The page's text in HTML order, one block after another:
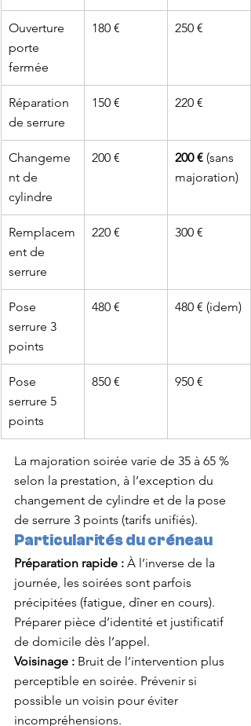
Ouverture
porte
fermée
180 € 250 €
Réparation
de serrure
150 € 220 €
Changeme
nt de
cylindre
200 € 200 € (sans
majoration)
Remplacem
ent de
serrure
220 € 300 €
Pose
serrure 3
points
480 € 480 € (idem)
Pose
serrure 5
points
850 € 950 €
La majoration soirée varie de 35 à 65 %
selon la prestation, à l’exception du
changement de cylindre et de la pose
de serrure 3 points (tarifs unifiés).
Particularités du créneau
Préparation rapide : À l’inverse de la
journée, les soirées sont parfois
précipitées (fatigue, dîner en cours).
Préparer pièce d’identité et justificatif
de domicile dès l’appel.
Voisinage : Bruit de l’intervention plus
perceptible en soirée. Prévenir si
possible un voisin pour éviter
incompréhensions.